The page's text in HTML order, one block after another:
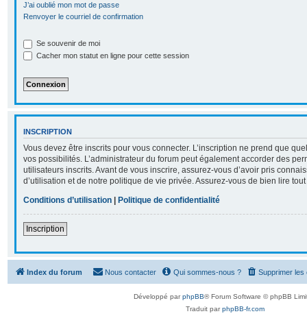
J’ai oublié mon mot de passe
Renvoyer le courriel de confirmation
Se souvenir de moi
Cacher mon statut en ligne pour cette session
INSCRIPTION
Vous devez être inscrits pour vous connecter. L’inscription ne prend que
vos possibilités. L’administrateur du forum peut également accorder des
utilisateurs inscrits. Avant de vous inscrire, assurez-vous d’avoir pris
d’utilisation et de notre politique de vie privée. Assurez-vous de bien lire
Conditions d’utilisation | Politique de confidentialité
Inscription
Index du forum Supprimer les
Qui sommes-nous ?
Nous contacter
Développé parphpBB® Forum Software © phpBB
Traduit parphpBB-fr.com